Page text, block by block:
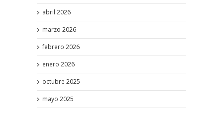
abril 2026
marzo 2026
febrero 2026
enero 2026
octubre 2025
mayo 2025